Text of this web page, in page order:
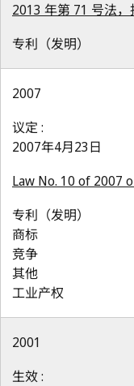
2013 年第 71 号法
专利（发明）
2007
议定 :
2007年4月23日
Law No. 10 of 2007
专利（发明）
商标
竞争
其他
工业产权
2001
生效 :